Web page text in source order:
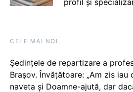
CELE MAI NOI
Ședințele de repartizare a
Brașov. Învățătoare: „Am zis iau
naveta și Doamne-ajută, dar